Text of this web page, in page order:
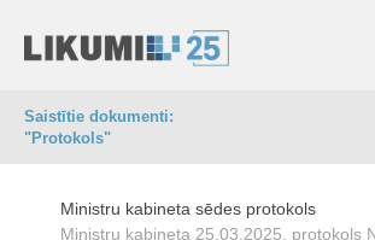
Saistītie dokumenti:
"Protokols"
Ministru kabineta sēdes protokols
Ministru kabineta 25.03.2025. protokols